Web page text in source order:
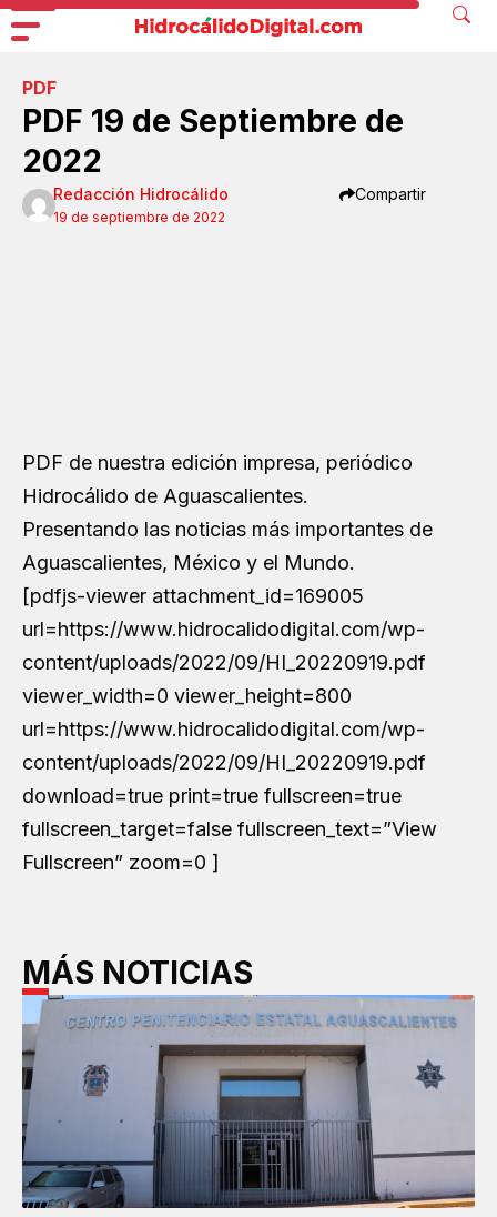
PDF
PDF 19 de Septiembre de
2022
Redacción Hidrocálido
19 de septiembre de 2022
Compartir
PDF de nuestra edición impresa, periódico
Hidrocálido de Aguascalientes.
Presentando las noticias más importantes de
Aguascalientes, México y el Mundo.
[pdfjs-viewer attachment_id=169005
url=https://www.hidrocalidodigital.com/wp-
content/uploads/2022/09/HI_20220919.pdf
viewer_width=0 viewer_height=800
url=https://www.hidrocalidodigital.com/wp-
content/uploads/2022/09/HI_20220919.pdf
download=true print=true fullscreen=true
fullscreen_target=false fullscreen_text=”View
Fullscreen” zoom=0 ]
MÁS NOTICIAS